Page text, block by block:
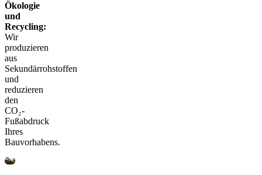
Ökologie
und
Recycling:
Wir
produzieren
aus
Sekundärrohstoffen
und
reduzieren
den
CO₂-
Fußabdruck
Ihres
Bauvorhabens.